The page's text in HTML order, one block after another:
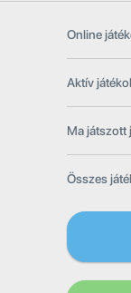
Online
Aktív
Ma játszott
Összes